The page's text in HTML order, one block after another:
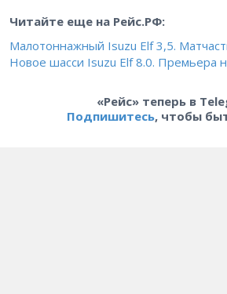
Читайте еще на Рейс.РФ:
Малотоннажный Isuzu Elf 3,5.
Новое шасси Isuzu Elf 8.0. Премьера
«Рейс» теперь в
Подпишитесь, чтобы